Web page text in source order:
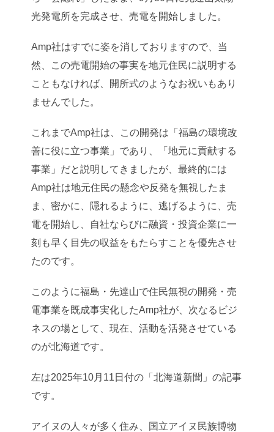
光発電所を完成させ、売電を開始しました。
Amp社はすでに姿を消しておりますので、当
然、この売電開始の事実を地元住民に説明する
こともなければ、開所式のようなお祝いもあり
ませんでした。
これまでAmp社は、この開発は「福島の環境改
善に役に立つ事業」であり、「地元に貢献する
事業」だと説明してきましたが、最終的には
Amp社は地元住民の懸念や反発を無視したま
ま、密かに、隠れるように、逃げるように、売
電を開始し、自社ならびに融資・投資企業に一
刻も早く目先の収益をもたらすことを優先させ
たのです。
このように福島・先達山で住民無視の開発・売
電事業を既成事実化したAmp社が、次なるビジ
ネスの場として、現在、活動を活発させている
のが北海道です。
左は2025年10月11日付の「北海道新聞」の記事
です。
アイヌの人々が多く住み、国立アイヌ民族博物